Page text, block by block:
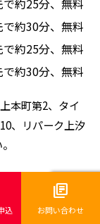
約25分、無料
約30分、無料
約25分、無料
約30分、無料
本町第2、タイ
、リパーク上汐
ご確認くださ
込
library_books
お問い合わせ